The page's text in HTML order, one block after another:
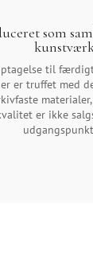
som
til
er truffet med
er ikke